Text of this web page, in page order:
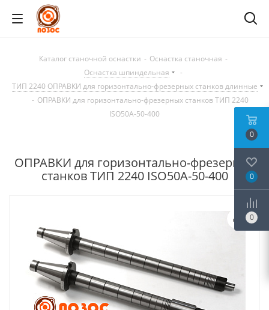
Каталог станочной оснастки - Оснастка станочная -
Оснастка шпиндельная
-
ТИП 2240 ОПРАВКИ для горизонтально-фрезерных станков длинные
- ОПРАВКИ для горизонтально-фрезерных станков ТИП 2240
ISO50A-50-400
ОПРАВКИ для горизонтально-фрезерных
станков ТИП 2240 ISO50A-50-400
0
0
0